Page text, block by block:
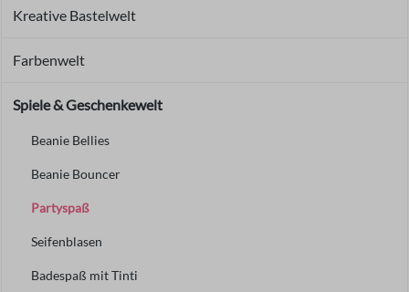
Kreative Bastelwelt
Farbenwelt
Spiele & Geschenkewelt
Beanie Bellies
Beanie Bouncer
Partyspaß
Seifenblasen
Badespaß mit Tinti